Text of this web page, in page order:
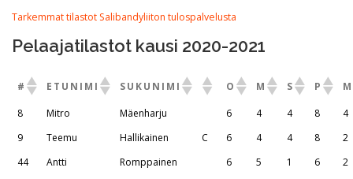
Tarkemmat tilastot Salibandyliiton tulospalvelusta
Pelaajatilastot kausi 2020-2021
# ETUNIMI SUKUNIMI O M S P
8 Mitro Mäenharju 6 4 4 8
4
9
Teemu Hallikainen C 6 4 4 8
2
44
Antti Romppainen 6 5 1 6
2